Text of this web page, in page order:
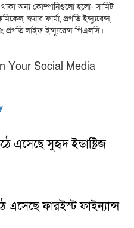
অন্য কোম্পানিগুলো হলো- সামিট
স্কয়ার ফার্মা, প্রগতি ইন্স্যুরেন্স,
প্রগতি লাইফ ইন্স্যুরেন্স পিএলসি।
Your Social Media
এসেছে সুহৃদ ইন্ডাষ্ট্রিজ
এসেছে ফারইস্ট ফাইন্যান্স